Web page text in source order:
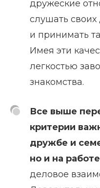
дружеские
слушать
и принимать
Имея эти
легкостью
знакомства.
Все выше
критерии
дружбе и
но и на
деловое